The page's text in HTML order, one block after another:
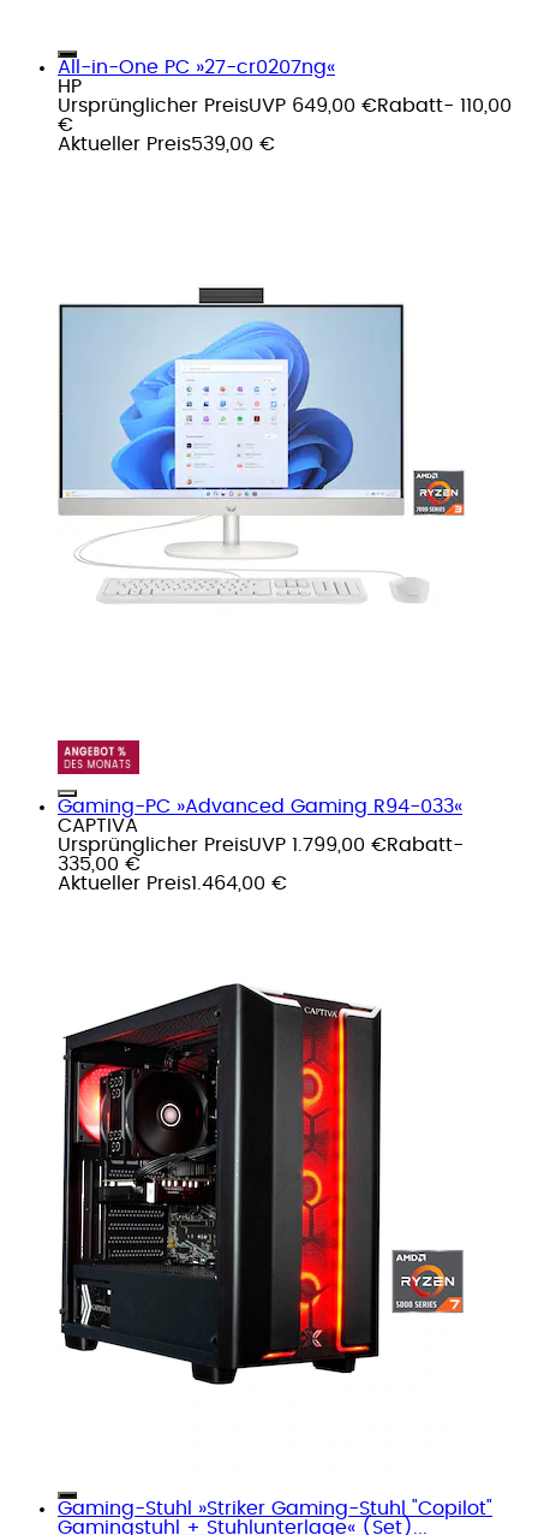
All-in-One PC »27-cr0207ng«
HP
Ursprünglicher PreisUVP 649,00 €Rabatt- 110,00
€
Aktueller Preis539,00 €
Gaming-PC »Advanced Gaming R94-033«
CAPTIVA
Ursprünglicher PreisUVP 1.799,00 €Rabatt-
335,00 €
Aktueller Preis1.464,00 €
Gaming-Stuhl »Striker Gaming-Stuhl "Copilot"
Gamingstuhl + Stuhlunterlage« (Set)...